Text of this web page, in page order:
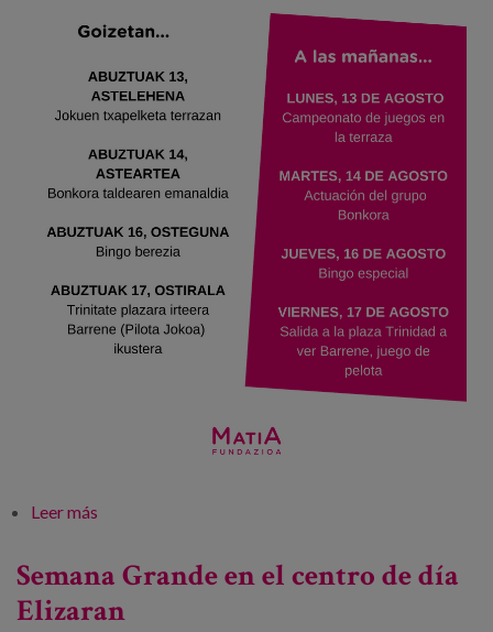
Leer más
Semana Grande en el centro de día
Elizaran